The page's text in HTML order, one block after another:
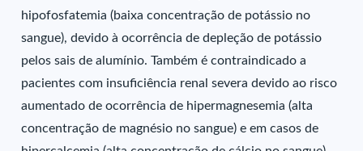
hipofosfatemia (baixa concentração de potássio no
sangue), devido à ocorrência de depleção de potássio
pelos sais de alumínio. Também é contraindicado a
pacientes com insuficiência renal severa devido ao risco
aumentado de ocorrência de hipermagnesemia (alta
concentração de magnésio no sangue) e em casos de